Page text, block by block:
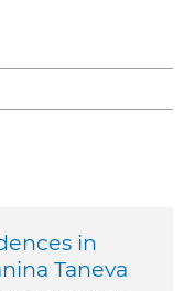
in
Taneva